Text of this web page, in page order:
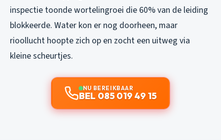
inspectie toonde wortelingroei die 60% van de leiding
blokkeerde. Water kon er nog doorheen, maar
rioollucht hoopte zich op en zocht een uitweg via
kleine scheurtjes.
NU BEREIKBAAR
BEL 085 019 49 15